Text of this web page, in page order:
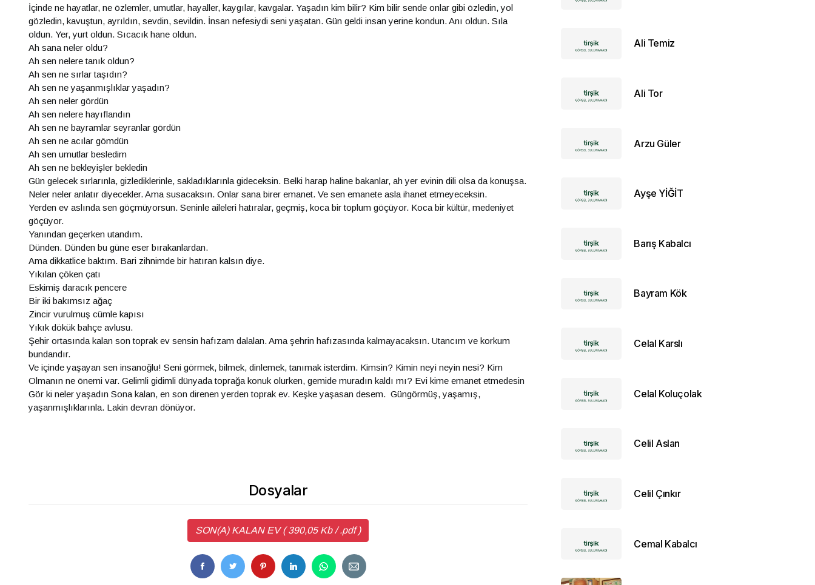
İçinde ne hayatlar, ne özlemler, umutlar, hayaller, kaygılar, kavgalar. Yaşadın kim bilir? Kim bilir sende onlar gibi özledin, yol
gözledin, kavuştun, ayrıldın, sevdin, sevildin. İnsan nefesiydi seni yaşatan. Gün geldi insan yerine kondun. Anı oldun. Sıla
oldun. Yer, yurt oldun. Sıcacık hane oldun.
Ah sana neler oldu?
Ah sen nelere tanık oldun?
Ah sen ne sırlar taşıdın?
Ah sen ne yaşanmışlıklar yaşadın?
Ah sen neler gördün
Ah sen nelere hayıflandın
Ah sen ne bayramlar seyranlar gördün
Ah sen ne acılar gömdün
Ah sen umutlar besledim
Ah sen ne bekleyişler bekledin
Gün gelecek sırlarınla, gizlediklerinle, sakladıklarınla gideceksin. Belki harap haline bakanlar, ah yer evinin dili olsa da konuşsa.
Neler neler anlatır diyecekler. Ama susacaksın. Onlar sana birer emanet. Ve sen emanete asla ihanet etmeyeceksin.
Yerden ev aslında sen göçmüyorsun. Seninle aileleri hatıralar, geçmiş, koca bir toplum göçüyor. Koca bir kültür, medeniyet
göçüyor.
Yanından geçerken utandım.
Dünden. Dünden bu güne eser bırakanlardan.
Ama dikkatlice baktım. Bari zihnimde bir hatıran kalsın diye.
Yıkılan çöken çatı
Eskimiş daracık pencere
Bir iki bakımsız ağaç
Zincir vurulmuş cümle kapısı
Yıkık dökük bahçe avlusu.
Şehir ortasında kalan son toprak ev sensin hafızam dalalan. Ama şehrin hafızasında kalmayacaksın. Utancım ve korkum
bundandır.
Ve içinde yaşayan sen insanoğlu! Seni görmek, bilmek, dinlemek, tanımak isterdim. Kimsin? Kimin neyi neyin nesi? Kim
Olmanın ne önemi var. Gelimli gidimli dünyada toprağa konuk olurken, gemide muradın kaldı mı? Evi kime emanet etmedesin
Gör ki neler yaşadın Sona kalan, en son direnen yerden toprak ev. Keşke yaşasan desem. Güngörmüş, yaşamış,
yaşanmışlıklarınla. Lakin devran dönüyor.
Dosyalar
SON(A) KALAN EV ( 390,05 Kb / .pdf )
Ali Temiz
Ali Tor
Arzu Güler
Ayşe YİĞİT
Barış Kabalcı
Bayram Kök
Celal Karslı
Celal Koluçolak
Celil Aslan
Celil Çınkır
Cemal Kabalcı